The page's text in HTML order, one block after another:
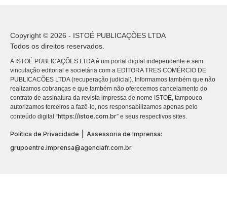
Copyright © 2026 - ISTOÉ PUBLICAÇÕES LTDA
Todos os direitos reservados.
A ISTOÉ PUBLICAÇÕES LTDA é um portal digital independente e sem
vinculação editorial e societária com a EDITORA TRES COMÉRCIO DE
PUBLICACÕES LTDA (recuperação judicial). Informamos também que não
realizamos cobranças e que também não oferecemos cancelamento do
contrato de assinatura da revista impressa de nome ISTOÉ, tampouco
autorizamos terceiros a fazê-lo, nos responsabilizamos apenas pelo
conteúdo digital “https://istoe.com.br” e seus respectivos sites.
Política de Privacidade
Assessoria de Imprensa:
grupoentre.imprensa@agenciafr.com.br